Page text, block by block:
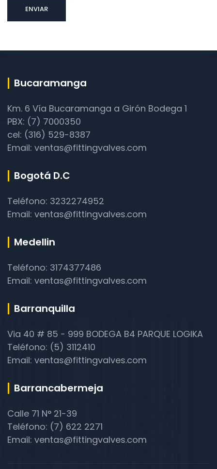
Bucaramanga
Km. 6 Vía Bucaramanga a Girón Bodega 1
PBX: (7) 7000350
cel: (316) 529-8387
Email: ventas@fittingvalves.com
Bogotá D.C
Teléfono: 3232274952
Email: ventas@fittingvalves.com
Medellin
Teléfono: 3174377486
Email: ventas@fittingvalves.com
Barranquilla
Via 40 # 85 - 999 BODEGA B4 PARQUE LOGIKA
Teléfono: (5) 3112410
Email: ventas@fittingvalves.com
Barrancabermeja
Calle 71 N° 21-39
Teléfono: (7) 622 2271
Email: ventas@fittingvalves.com